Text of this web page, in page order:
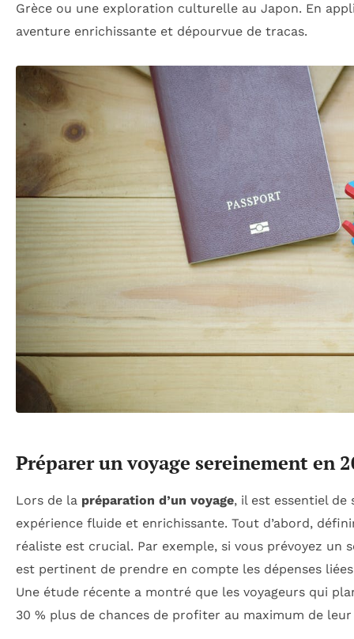
Grèce ou une exploration culturelle au Japon. En
aventure enrichissante et dépourvue de tracas.
Préparer un voyage sereinement en
Lors de la préparation d’un voyage, il est essentiel de
expérience fluide et enrichissante. Tout d’abord,
réaliste est crucial. Par exemple, si vous prévoyez un
est pertinent de prendre en compte les dépenses
Une étude récente a montré que les voyageurs qui
30 % plus de chances de profiter au maximum de